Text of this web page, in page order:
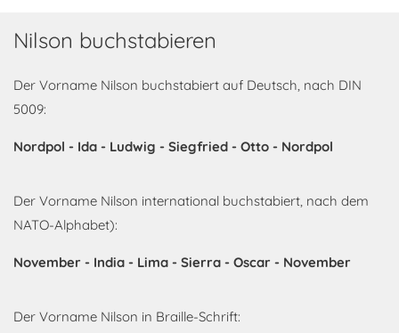
Nilson buchstabieren
Der Vorname Nilson buchstabiert auf Deutsch, nach DIN
5009:
Nordpol - Ida - Ludwig - Siegfried - Otto - Nordpol
Der Vorname Nilson international buchstabiert, nach dem
NATO-Alphabet):
November - India - Lima - Sierra - Oscar - November
Der Vorname Nilson in Braille-Schrift: